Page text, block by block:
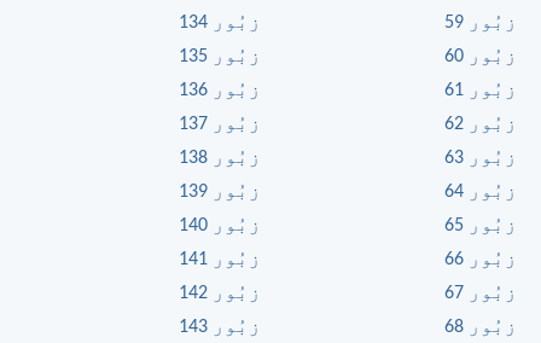
زبُور 59
زبُور 60
زبُور 61
زبُور 62
زبُور 63
زبُور 64
زبُور 65
زبُور 66
زبُور 67
زبُور 68
زبُور 134
زبُور 135
زبُور 136
زبُور 137
زبُور 138
زبُور 139
زبُور 140
زبُور 141
زبُور 142
زبُور 143